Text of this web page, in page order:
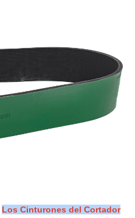
Los Cinturones del Cortador